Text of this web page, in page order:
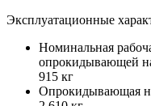
Эксплуатационные
Номинальная
опрокидывающей
915 кг
Опрокидывающая